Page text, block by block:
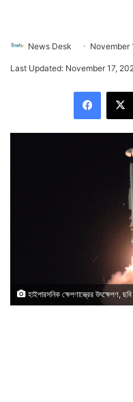
News Desk November
Last Updated: November 17,
হাইপারসনিক ক্ষেপণাস্ত্রের